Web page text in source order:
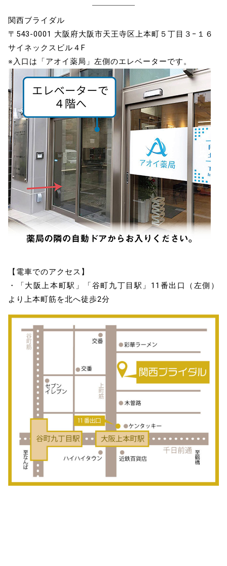
関西ブライダル
〒543-0001 大阪府大阪市天王寺区上本町５丁目３−１６
サイネックスビル４F
※入口は「アオイ薬局」左側のエレベーターです。
【電車でのアクセス】
・「大阪上本町駅」「谷町九丁目駅」11番出口（左側）
より上本町筋を北へ徒歩2分